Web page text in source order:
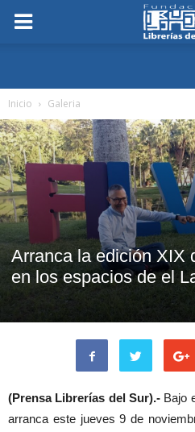
Inicio Galeria
Arranca la edición XIX
en los espacios de el
(Prensa Librerías del Sur).- Bajo
arranca este jueves 9 de